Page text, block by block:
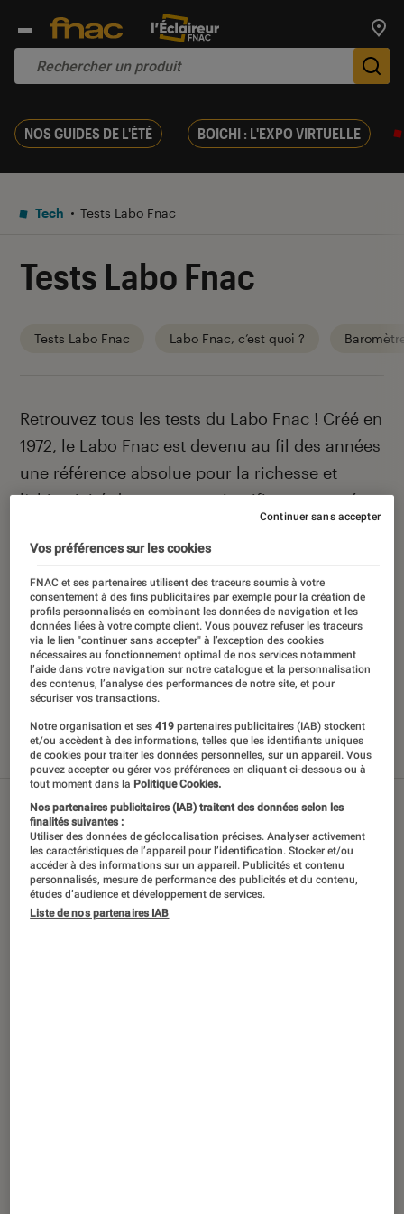
NOS GUIDES DE L'ÉTÉ BOICHI : L'EXPO VIRTUELLE
Tech Tests Labo Fnac
Tests Labo Fnac
Tests Labo Fnac Labo Fnac, c’est quoi ?
Introduction
Retrouvez tous les tests du Labo Fnac ! Créé en
1972, le Labo Fnac est devenu au fil des années
une référence absolue pour la richesse et
l’objectivité de ses tests scientifiques, pensés
pour être compréhensibles par le plus grand
nombre. Pour en savoir plus,
Et pour comparer tous les produits, visitez
notrecomparateur.
Nos derniers contenus
Tout Articles Sélections et guides Tests
Vos préférences sur les cookies
FNAC et ses partenaires utilisent des traceurs soumis à votre
consentement à des fins publicitaires par exemple pour la création de
profils personnalisés en combinant les données de navigation et les
données liées à votre compte client. Vous pouvez refuser les traceurs
via le lien "continuer sans accepter" à l’exception des cookies
nécessaires au fonctionnement optimal de nos services notamment
l’aide dans votre navigation sur notre catalogue et la personnalisation
des contenus, l’analyse des performances de notre site, et pour
sécuriser vos transactions.
Notre organisation et ses419 partenaires publicitaires (IAB) stockent
et/ou accèdent à des informations, telles que les identifiants uniques
de cookies pour traiter les données personnelles, sur un appareil. Vous
pouvez accepter ou gérer vos préférences en cliquant ci-dessous ou à
tout moment dans la Politique Cookies.
Nos partenaires publicitaires (IAB) traitent des données selon les
finalités suivantes :
Utiliser des données de géolocalisation précises. Analyser activement
les caractéristiques de l’appareil pour l’identification. Stocker et/ou
accéder à des informations sur un appareil. Publicités et contenu
personnalisés, mesure de performance des publicités et du contenu,
études d’audience et développement de services.
Liste de nos partenaires IAB
Continuer sans accepter